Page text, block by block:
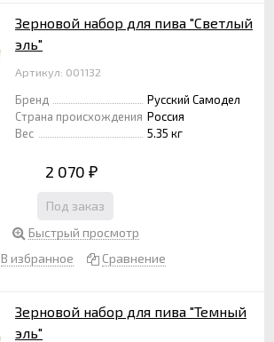
Зерновой набор для пива "Светлый
эль"
Артикул: 001132
Бренд
Русский Самодел
Страна происхождения Россия
Вес
5.35 кг
2 070 ₽
Под заказ
Быстрый просмотр
В избранное
Сравнение
Зерновой набор для пива "Темный
эль"